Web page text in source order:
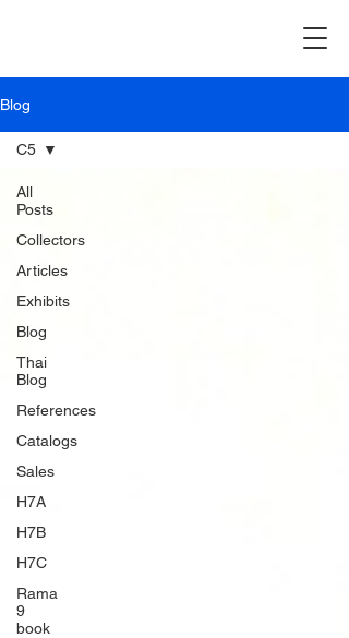
Blog
All
Posts
Collectors
Articles
Exhibits
Blog
Thai
Blog
References
Catalogs
Sales
H7A
H7B
H7C
Rama
9
book
C5